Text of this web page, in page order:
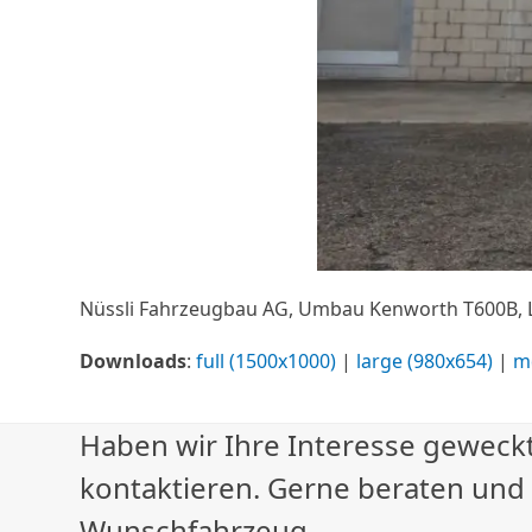
Nüssli Fahrzeugbau AG, Umbau Kenworth
Downloads:full (1500x1000) | large (980x654) |
Haben wir Ihre Interesse
kontaktieren. Gerne beraten